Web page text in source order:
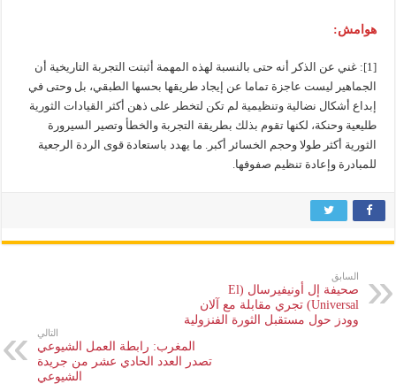
هوامش:
[1]: غني عن الذكر أنه حتى بالنسبة لهذه المهمة أثبتت التجربة التاريخية أن
الجماهير ليست عاجزة تماما عن إيجاد طريقها بحسها الطبقي، بل وحتى في
إبداع أشكال نضالية وتنظيمية لم تكن لتخطر على ذهن أكثر القيادات الثورية
طليعية وحنكة، لكنها تقوم بذلك بطريقة التجربة والخطأ وتصير السيرورة
الثورية أكثر طولا وحجم الخسائر أكبر. ما يهدد باستعادة قوى الردة الرجعية
للمبادرة وإعادة تنظيم صفوفها.
السابق
صحيفة إل أونيفيرسال (El
Universal) تجري مقابلة مع آلان
وودز حول مستقبل الثورة الفنزولية
التالي
المغرب: رابطة العمل الشيوعي
تصدر العدد الحادي عشر من جريدة
الشيوعي